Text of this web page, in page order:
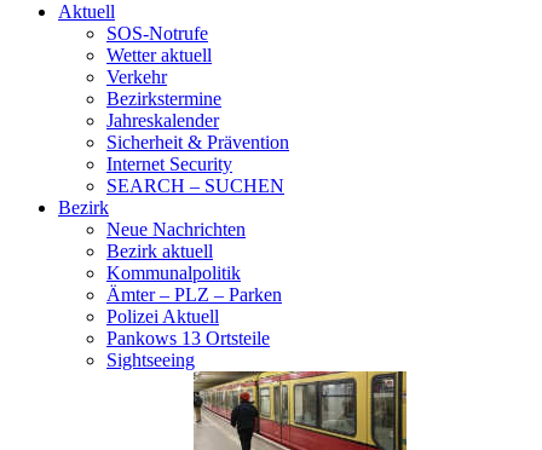
Aktuell
SOS-Notrufe
Wetter aktuell
Verkehr
Bezirkstermine
Jahreskalender
Sicherheit & Prävention
Internet Security
SEARCH – SUCHEN
Bezirk
Neue Nachrichten
Bezirk aktuell
Kommunalpolitik
Ämter – PLZ – Parken
Polizei Aktuell
Pankows 13 Ortsteile
Sightseeing